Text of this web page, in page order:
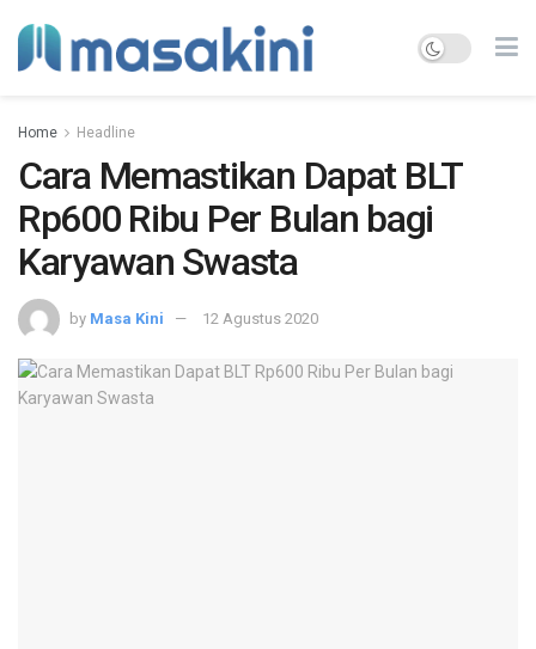
Home Headline
Cara Memastikan Dapat BLT
Rp600 Ribu Per Bulan bagi
Karyawan Swasta
by Masa Kini 12 Agustus 2020